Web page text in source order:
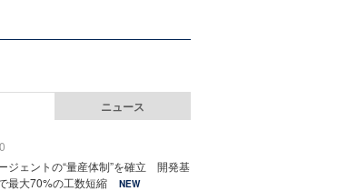
ニュース
ジェントの“量産体制”を確立 開発基
最大70%の工数短縮
NEW